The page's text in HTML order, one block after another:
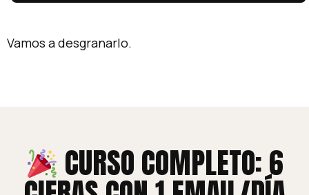
Vamos a desgranarlo.
CURSO COMPLETO: 6